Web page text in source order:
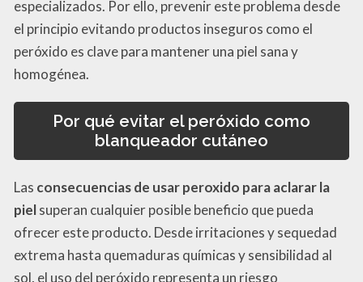
especializados. Por ello, prevenir este problema desde
el principio evitando productos inseguros como el
peróxido es clave para mantener una piel sana y
homogénea.
Por qué evitar el peróxido como
blanqueador cutáneo
Las consecuencias de usar peroxido para aclarar la
pielsuperan cualquier posible beneficio que pueda
ofrecer este producto. Desde irritaciones y sequedad
extrema hasta quemaduras químicas y sensibilidad al
sol, el uso del peróxido representa un riesgo